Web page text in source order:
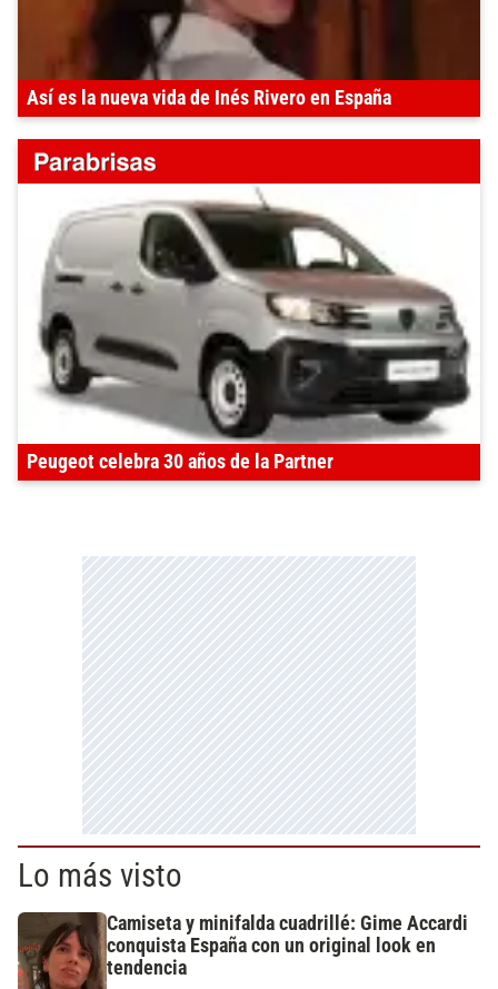
Así es la nueva vida de Inés Rivero en España
Peugeot celebra 30 años de la Partner
Lo más visto
Camiseta y minifalda cuadrillé: Gime Accardi
conquista España con un original look en
tendencia